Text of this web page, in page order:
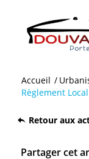
Accueil /
Règlement
Retour aux
Partager cet